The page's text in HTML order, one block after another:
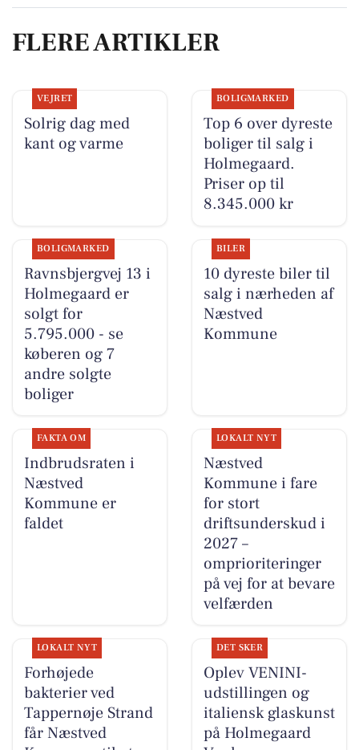
FLERE ARTIKLER
VEJRET
Solrig dag med
kant og varme
BOLIGMARKED
Top 6 over dyreste
boliger til salg i
Holmegaard.
Priser op til
8.345.000 kr
BOLIGMARKED
Ravnsbjergvej 13 i
Holmegaard er
solgt for
5.795.000 - se
køberen og 7
andre solgte
boliger
BILER
10 dyreste biler til
salg i nærheden af
Næstved
Kommune
FAKTA OM
Indbrudsraten i
Næstved
Kommune er
faldet
LOKALT NYT
Næstved
Kommune i fare
for stort
driftsunderskud i
2027 –
omprioriteringer
på vej for at bevare
velfærden
LOKALT NYT
Forhøjede
bakterier ved
Tappernøje Strand
får Næstved
DET SKER
Oplev VENINI-
udstillingen og
italiensk glaskunst
på Holmegaard